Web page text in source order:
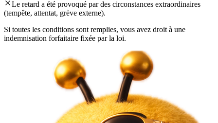
Le retard a été provoqué par des circonstances extraordinaires
(tempête, attentat, grève externe).
Si toutes les conditions sont remplies, vous avez droit à une
indemnisation forfaitaire fixée par la loi.